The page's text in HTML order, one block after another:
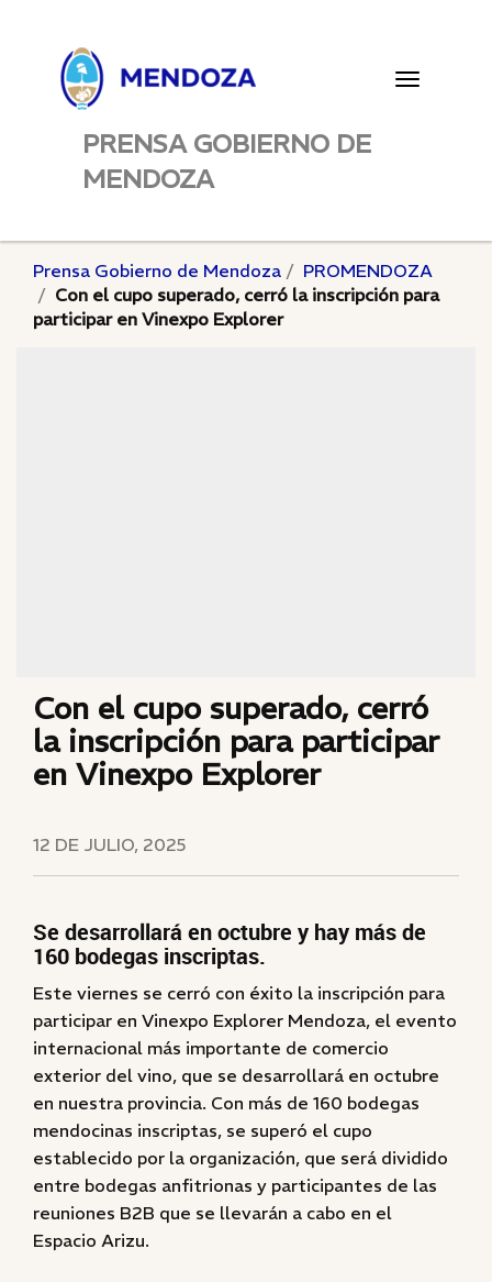
Toggle
PRENSA GOBIERNO DE
MENDOZA
Prensa Gobierno de Mendoza
PROMENDOZA
Con el cupo superado, cerró la inscripción para
participar en Vinexpo Explorer
Con el cupo superado, cerró
la inscripción para participar
en Vinexpo Explorer
12 DE JULIO, 2025
Se desarrollará en octubre y hay más de
160 bodegas inscriptas.
Este viernes se cerró con éxito la inscripción para
participar en Vinexpo Explorer Mendoza, el evento
internacional más importante de comercio
exterior del vino, que se desarrollará en octubre
en nuestra provincia. Con más de 160 bodegas
mendocinas inscriptas, se superó el cupo
establecido por la organización, que será dividido
entre bodegas anfitrionas y participantes de las
reuniones B2B que se llevarán a cabo en el
Espacio Arizu.